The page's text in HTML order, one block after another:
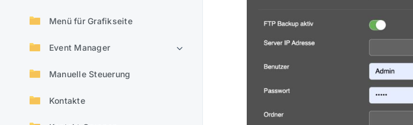
Menü für Grafikseite
Event Manager
Manuelle Steuerung
Kontakte